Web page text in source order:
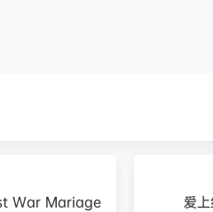
War Mariage 爱